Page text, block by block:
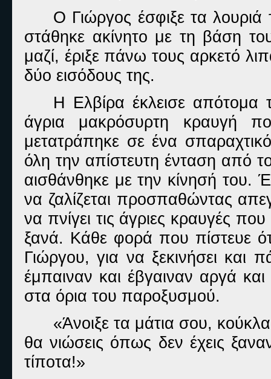
Ο Γιώργος έσφιξε τα
στάθηκε ακίνητο με τη βάση
μαζί, έριξε πάνω τους αρκετό
δύο εισόδους της.
Η Ελβίρα έκλεισε απότομα
άγρια μακρόσυρτη κραυγή
μετατράπηκε σε ένα
όλη την απίστευτη ένταση από
αισθάνθηκε με την κίνησή του.
να ζαλίζεται προσπαθώντας
να πνίγει τις άγριες κραυγές
ξανά. Κάθε φορά που πίστευε
Γιώργου, για να ξεκινήσει
έμπαιναν και έβγαιναν αργά
στα όρια του παροξυσμού.
«Άνοιξε τα μάτια σου,
θα νιώσεις όπως δεν έχεις
τίποτα!»